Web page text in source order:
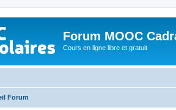
Forum MOOC
Cours en ligne libre et gratuit
Forum